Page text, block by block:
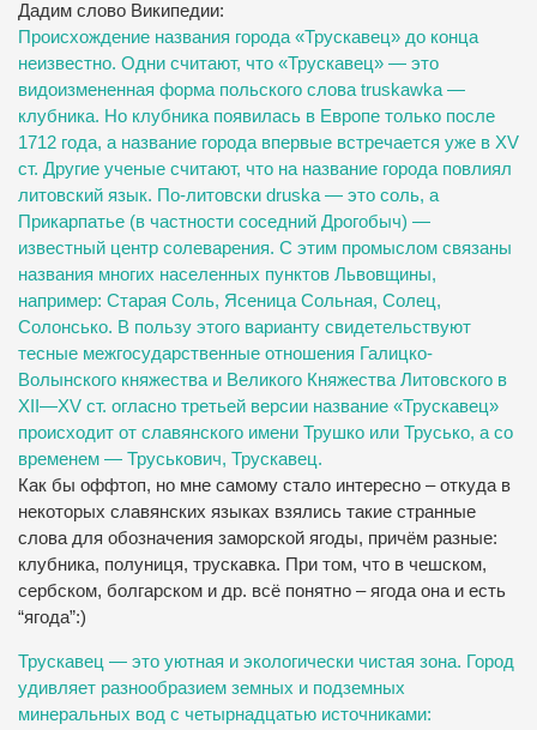
Дадим слово Википедии:
Происхождение названия города «Трускавец» до конца
неизвестно. Одни считают, что «Трускавец» — это
видоизмененная форма польского слова truskawka —
клубника. Но клубника появилась в Европе только после
1712 года, а название города впервые встречается уже в XV
ст. Другие ученые считают, что на название города повлиял
литовский язык. По-литовски druska — это соль, а
Прикарпатье (в частности соседний Дрогобыч) —
известный центр солеварения. С этим промыслом связаны
названия многих населенных пунктов Львовщины,
например: Старая Соль, Ясеница Сольная, Солец,
Солонсько. В пользу этого варианту свидетельствуют
тесные межгосударственные отношения Галицко-
Волынского княжества и Великого Княжества Литовского в
XII—XV ст. огласно третьей версии название «Трускавец»
происходит от славянского имени Трушко или Трусько, а со
временем — Труськович, Трускавец.
Как бы оффтоп, но мне самому стало интересно – откуда в
некоторых славянских языках взялись такие странные
слова для обозначения заморской ягоды, причём разные:
клубника, полуниця, трускавка. При том, что в чешском,
сербском, болгарском и др. всё понятно – ягода она и есть
“ягода”:)
Трускавец — это уютная и экологически чистая зона. Город
удивляет разнообразием земных и подземных
минеральных вод с четырнадцатью источниками: